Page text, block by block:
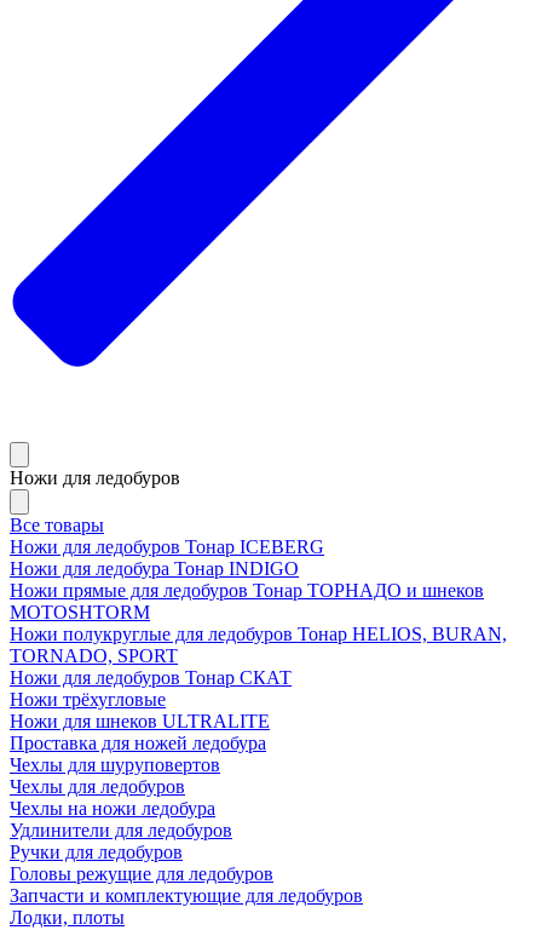
Ножи для ледобуров
Все товары
Ножи для ледобуров Тонар ICEBERG
Ножи для ледобура Тонар INDIGO
Ножи прямые для ледобуров Тонар ТОРНАДО и шнеков
MOTOSHTORM
Ножи полукруглые для ледобуров Тонар HELIOS, BURAN,
TORNADO, SPORT
Ножи для ледобуров Тонар СКАТ
Ножи трёхугловые
Ножи для шнеков ULTRALITE
Проставка для ножей ледобура
Чехлы для шуруповертов
Чехлы для ледобуров
Чехлы на ножи ледобура
Удлинители для ледобуров
Ручки для ледобуров
Головы режущие для ледобуров
Запчасти и комплектующие для ледобуров
Лодки, плоты